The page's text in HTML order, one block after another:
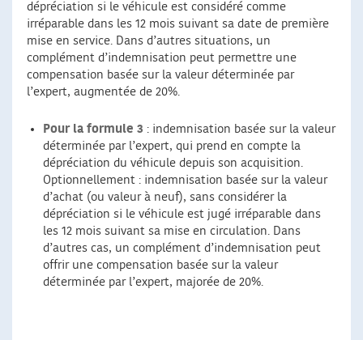
dépréciation si le véhicule est considéré comme
irréparable dans les 12 mois suivant sa date de première
mise en service. Dans d’autres situations, un
complément d’indemnisation peut permettre une
compensation basée sur la valeur déterminée par
l’expert, augmentée de 20%.
Pour la formule 3 : indemnisation basée sur la valeur
déterminée par l’expert, qui prend en compte la
dépréciation du véhicule depuis son acquisition.
Optionnellement : indemnisation basée sur la valeur
d’achat (ou valeur à neuf), sans considérer la
dépréciation si le véhicule est jugé irréparable dans
les 12 mois suivant sa mise en circulation. Dans
d’autres cas, un complément d’indemnisation peut
offrir une compensation basée sur la valeur
déterminée par l’expert, majorée de 20%.